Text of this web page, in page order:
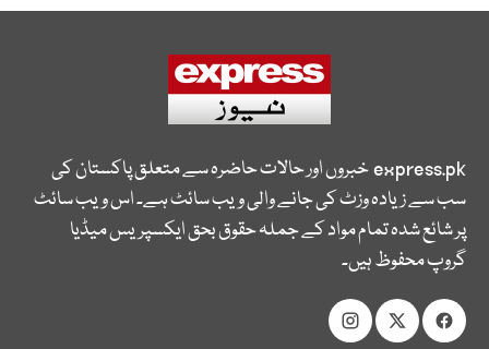
express.pkخبروں اور حالات حاضرہ سے متعلق پاکستان کی
سب سے زیادہ وزٹ کی جانے والی ویب سائٹ ہے۔ اس ویب سائٹ
پر شائع شدہ تمام مواد کے جملہ حقوق بحق ایکسپریس میڈیا
گروپ محفوظ ہیں۔